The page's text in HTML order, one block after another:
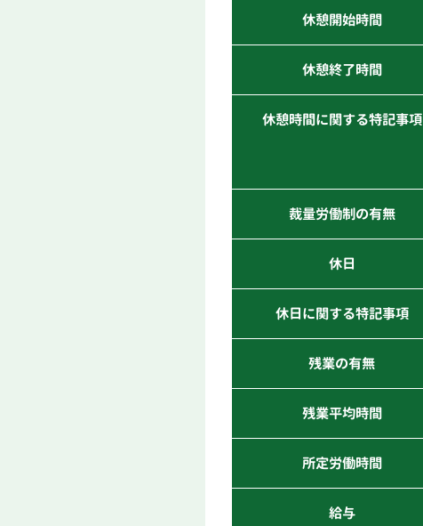
休憩開始時間
休憩終了時間
休憩時間に関する特記事項
裁量労働制の有無
休日
休日に関する特記事項
残業の有無
残業平均時間
所定労働時間
給与